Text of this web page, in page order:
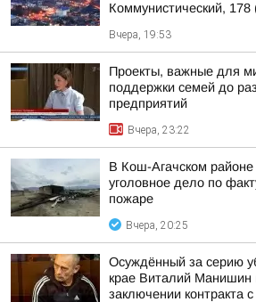
Коммунистический,
Вчера, 19:53
Проекты, важные для
поддержки семей до
предприятий
Вчера, 23:22
В Кош-Агачском
уголовное дело по
пожаре
Вчера, 20:25
Осуждённый за серию
крае Виталий Манишин
заключении контракта